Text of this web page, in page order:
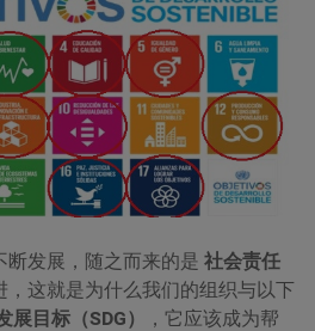
断发展，随之而来的是 社会责任
这就是为什么我们的组织与以下
展目标（SDG）
，它应该成为帮